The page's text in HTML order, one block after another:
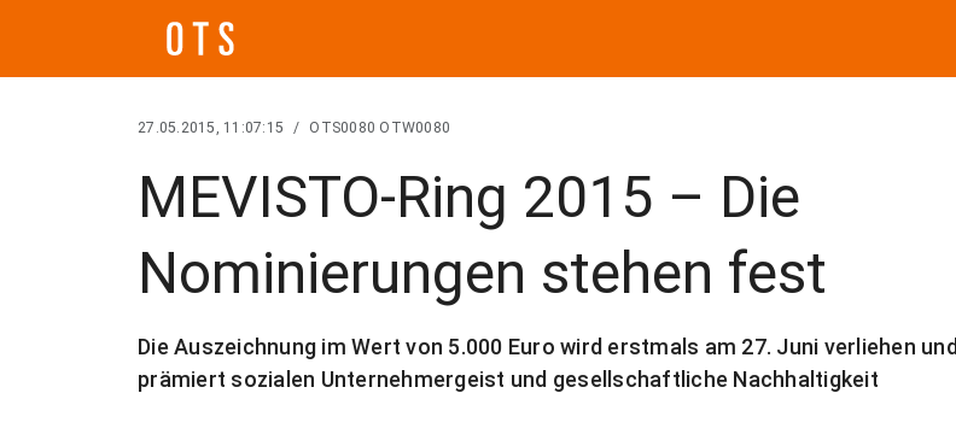
27.05.2015, 11:07:15 / OTS0080 OTW0080
MEVISTO-Ring 2015 – Die
Nominierungen stehen fest
Die Auszeichnung im Wert von 5.000 Euro wird erstmals am 27. Juni verliehen und
prämiert sozialen Unternehmergeist und gesellschaftliche Nachhaltigkeit